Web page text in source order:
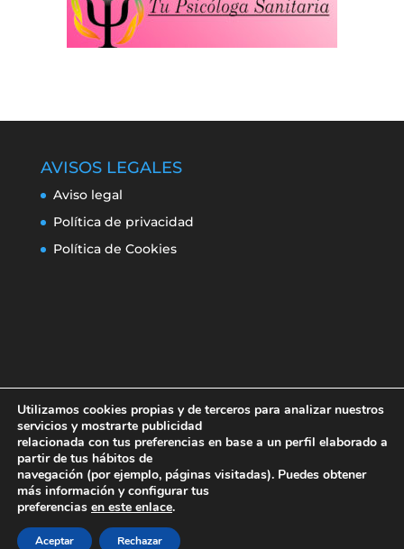
AVISOS LEGALES
Aviso legal
Política de privacidad
Política de Cookies
Aviso legal
Política de privacidad
Política de Cookies
Erroresclima 2019-220
Utilizamos cookies propias y de terceros para analizar nuestros
servicios y mostrarte publicidad
relacionada con tus preferencias en base a un perfil elaborado a
partir de tus hábitos de
navegación (por ejemplo, páginas visitadas). Puedes obtener
más información y configurar tus
preferencias en este enlace.
Aceptar Rechazar